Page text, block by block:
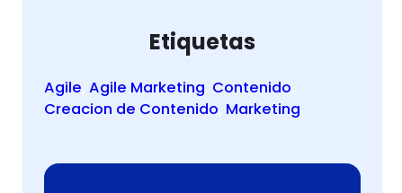
Etiquetas
Agile Agile Marketing Contenido
Creacion de Contenido Marketing